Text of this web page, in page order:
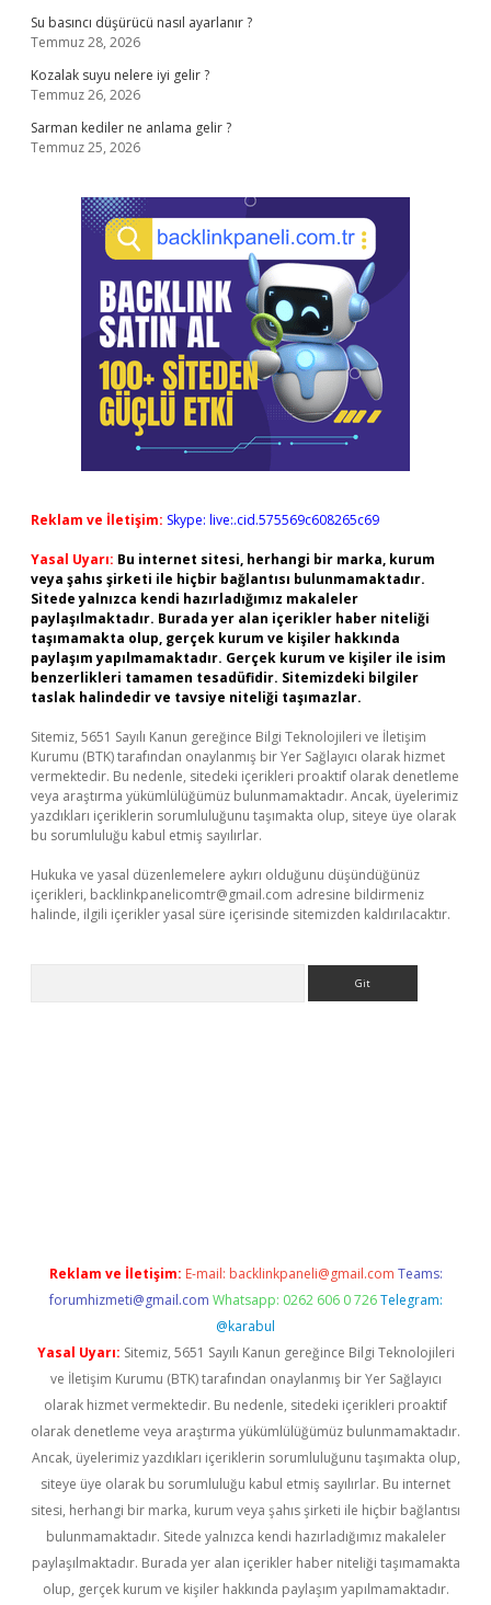
Su basıncı düşürücü nasıl ayarlanır ?
Temmuz 28, 2026
Kozalak suyu nelere iyi gelir ?
Temmuz 26, 2026
Sarman kediler ne anlama gelir ?
Temmuz 25, 2026
Reklam ve İletişim: Skype: live:.cid.575569c608265c69
Yasal Uyarı: Bu internet sitesi, herhangi bir marka, kurum
veya şahıs şirketi ile hiçbir bağlantısı bulunmamaktadır.
Sitede yalnızca kendi hazırladığımız makaleler
paylaşılmaktadır. Burada yer alan içerikler haber niteliği
taşımamakta olup, gerçek kurum ve kişiler hakkında
paylaşım yapılmamaktadır. Gerçek kurum ve kişiler ile isim
benzerlikleri tamamen tesadüfidir. Sitemizdeki bilgiler
taslak halindedir ve tavsiye niteliği taşımazlar.
Sitemiz, 5651 Sayılı Kanun gereğince Bilgi Teknolojileri ve İletişim
Kurumu (BTK) tarafından onaylanmış bir Yer Sağlayıcı olarak hizmet
vermektedir. Bu nedenle, sitedeki içerikleri proaktif olarak denetleme
veya araştırma yükümlülüğümüz bulunmamaktadır. Ancak, üyelerimiz
yazdıkları içeriklerin sorumluluğunu taşımakta olup, siteye üye olarak
bu sorumluluğu kabul etmiş sayılırlar.
Hukuka ve yasal düzenlemelere aykırı olduğunu düşündüğünüz
içerikleri, backlinkpanelicomtr@gmail.com adresine bildirmeniz
halinde, ilgili içerikler yasal süre içerisinde sitemizden kaldırılacaktır.
Reklam ve İletişim: E-mail: backlinkpaneli@gmail.com Teams:
forumhizmeti@gmail.com Whatsapp: 0262 606 0 726 Telegram:
@karabul
Yasal Uyarı: Sitemiz, 5651 Sayılı Kanun gereğince Bilgi Teknolojileri
ve İletişim Kurumu (BTK) tarafından onaylanmış bir Yer Sağlayıcı
olarak hizmet vermektedir. Bu nedenle, sitedeki içerikleri proaktif
olarak denetleme veya araştırma yükümlülüğümüz bulunmamaktadır.
Ancak, üyelerimiz yazdıkları içeriklerin sorumluluğunu taşımakta olup,
siteye üye olarak bu sorumluluğu kabul etmiş sayılırlar. Bu internet
sitesi, herhangi bir marka, kurum veya şahıs şirketi ile hiçbir bağlantısı
bulunmamaktadır. Sitede yalnızca kendi hazırladığımız makaleler
paylaşılmaktadır. Burada yer alan içerikler haber niteliği taşımamakta
olup, gerçek kurum ve kişiler hakkında paylaşım yapılmamaktadır.